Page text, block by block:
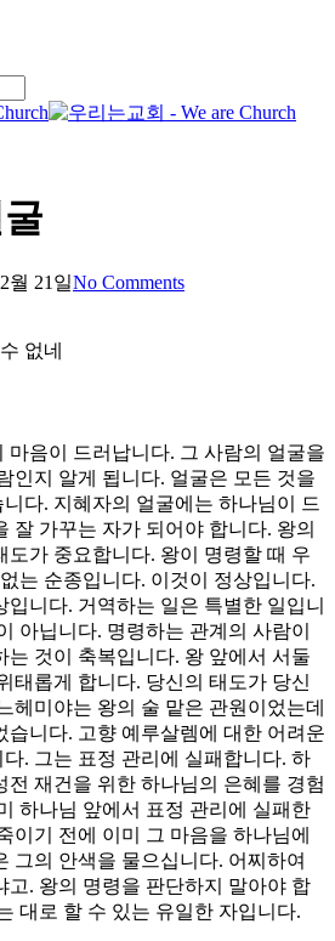
월 21일No Comments
없네
마음이 드러납니다. 그 사람의 얼굴을
인지 알게 됩니다. 얼굴은 모든 것을
다. 지혜자의 얼굴에는 하나님이 드
잘 가꾸는 자가 되어야 합니다. 왕의
도가 중요합니다. 왕이 명령할 때 우
는 순종입니다. 이것이 정상입니다.
니다. 거역하는 일은 특별한 일입니
아닙니다. 명령하는 관계의 사람이
는 것이 축복입니다. 왕 앞에서 서둘
태롭게 합니다. 당신의 태도가 당신
헤미야는 왕의 술 맡은 관원이었는데
습니다. 고향 예루살렘에 대한 어려운
. 그는 표정 관리에 실패합니다. 하
전 재건을 위한 하나님의 은혜를 경험
하나님 앞에서 표정 관리에 실패한
이기 전에 이미 그 마음을 하나님에
그의 안색을 물으십니다. 어찌하여
고. 왕의 명령을 판단하지 말아야 합
대로 할 수 있는 유일한 자입니다.